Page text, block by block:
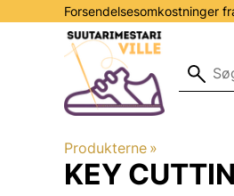
Forsendelsesomkostninger
Produkterne ‪»
KEY